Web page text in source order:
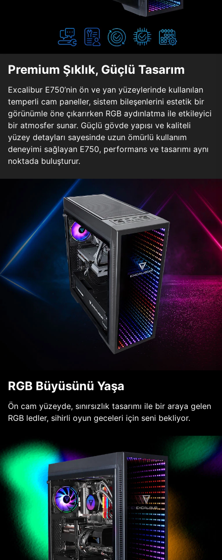
Premium Şıklık, Güçlü Tasarım
Excalibur E750’nin ön ve yan yüzeylerinde kullanılan
temperli cam paneller, sistem bileşenlerini estetik bir
görünümle öne çıkarırken RGB aydınlatma ile etkileyici
bir atmosfer sunar. Güçlü gövde yapısı ve kaliteli
yüzey detayları sayesinde uzun ömürlü kullanım
deneyimi sağlayan E750, performans ve tasarımı aynı
noktada buluşturur.
RGB Büyüsünü Yaşa
Ön cam yüzeyde, sınırsızlık tasarımı ile bir araya gelen
RGB ledler, sihirli oyun geceleri için seni bekliyor.